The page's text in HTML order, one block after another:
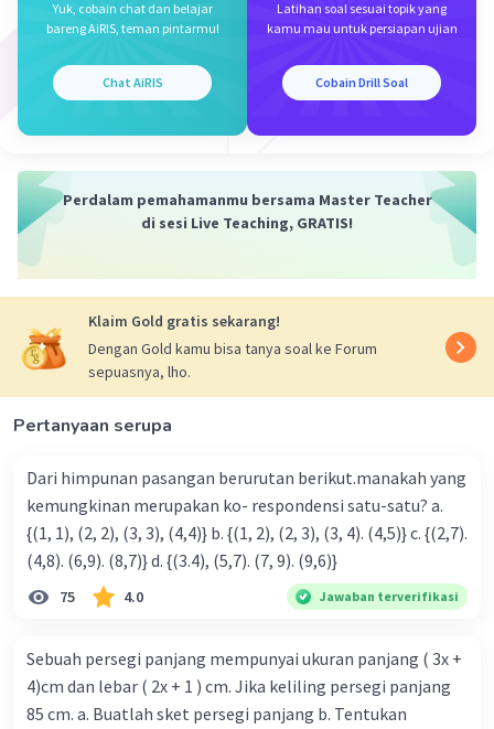
a/b - c/d
= ad/bd - cb/bd
= (ad - cb)/bd
Digunakan = a/2 + b/3
= (a + b) - (a/2 + b/3)
= 2/2 a - 1/2 a + 3/3 b - 1/3 b
= 1/2 a + 2/3 b
= a/2 + (2b)/3
Jadi jawaban yang benar adalah B
Beri Rating·0.0(0 ) Balas
Iklan
Yuk, cobain chat dan belajar
bareng AiRIS, teman pintarmu!
Chat AiRIS
Latihan soal sesuai topik yang
kamu mau untuk persiapan ujian
Cobain Drill Soal
Perdalam pemahamanmu bersama Master Teacher
di sesi Live Teaching, GRATIS!
Klaim Gold gratis sekarang!
Dengan Gold kamu bisa tanya soal ke Forum
sepuasnya, lho.
Pertanyaan serupa
Dari himpunan pasangan berurutan berikut.manakah yang
kemungkinan merupakan ko- respondensi satu-satu? a.
{(1, 1), (2, 2), (3, 3), (4,4)} b. {(1, 2), (2, 3), (3, 4). (4,5)} c. {(2,7).
(4,8). (6,9). (8,7)} d. {(3.4), (5,7). (7, 9). (9,6)}
75 4.0 Jawaban terverifikasi
Sebuah persegi panjang mempunyai ukuran panjang ( 3x +
4)cm dan lebar ( 2x + 1 ) cm. Jika keliling persegi panjang
85 cm. a. Buatlah sket persegi panjang b. Tentukan